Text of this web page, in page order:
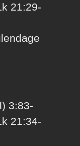
21:29-
3:83-
21:34-